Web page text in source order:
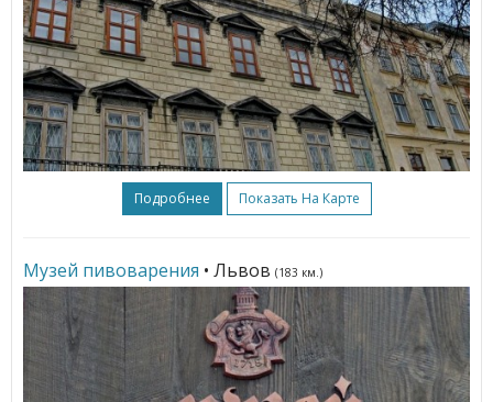
Подробнее Показать На Карте
Музей пивоварения • Львов (183 км.)